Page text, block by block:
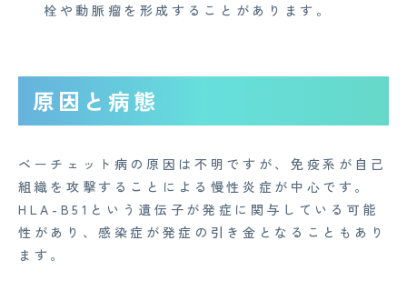
栓や動脈瘤を形成することがあります。
原因と病態
ベーチェット病の原因は不明ですが、免疫系が自己
組織を攻撃することによる慢性炎症が中心です。
HLA-B51という遺伝子が発症に関与している可能
性があり、感染症が発症の引き金となることもあり
ます。